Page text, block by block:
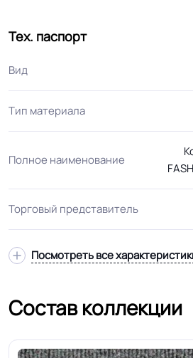
Тех. паспорт
Вид
Тип материала
Полное наименование
Торговый представитель
Посмотреть все
Состав коллекции